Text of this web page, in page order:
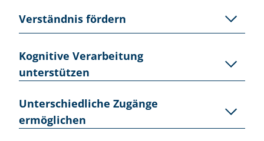
Verständnis fördern
Komplexe Inhalte lassen sich häufig leichter erschließen,
wenn sie nicht ausschließlich textbasiert vermittelt
werden. Beispielsweise können Grafiken,
verdeutlichen und abstrakte Konzepte anschaulich
machen.
Kognitive Verarbeitung
unterstützen
Die Kombination unterschiedlicher Darstellungsformen
kann Lernende dabei unterstützen, Informationen
besser zu strukturieren, einzuordnen und miteinander
Unterschiedliche Zugänge
ermöglichen